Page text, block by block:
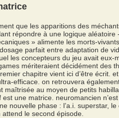
que les apparitions des
répondre à une logique
» alimente les morts-
parfait entre adaptation de
les concepteurs du jeu avait eux-
mériteraient décidément des
chapitre vient ici d’être écrit.
efficace. on retrouvera
maîtrisée au moyen de petits
une matrice. neuromancien
nouvelle phase : l’a.i. superstar,
le second épisode.